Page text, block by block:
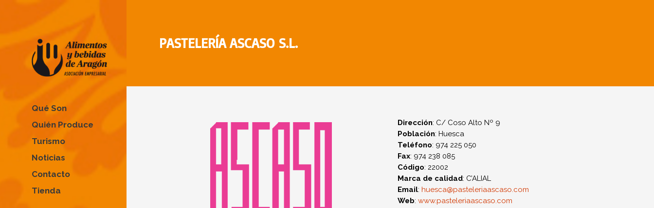
Qué Son
Quién Produce
Turismo
Noticias
Contacto
Tienda
PASTELERÍA ASCASO S.L.
Dirección: C/ Coso Alto Nº 9
Población: Huesca
Teléfono: 974 225 050
Fax: 974 238 085
Código: 22002
Marca de calidad: C’ALIAL
Email: huesca@pasteleriaascaso.com
Web: www.pasteleriaascaso.com